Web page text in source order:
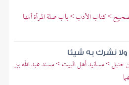
> كتاب الأدب > باب صلة المرأة أمها
ولا نشرك به شيئا
حنبل > مسانيد أهل البيت > مسند عبد الله بن